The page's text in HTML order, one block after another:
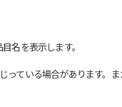
名を表示します。
いる場合があります。